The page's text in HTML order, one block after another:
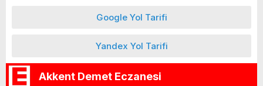
Google Yol Tarifi
Yandex Yol Tarifi
Akkent Demet Eczanesi